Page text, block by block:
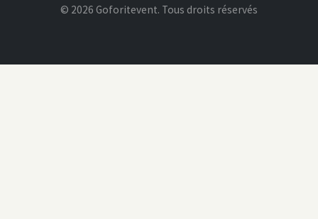
© 2026 Goforitevent. Tous droits réservés